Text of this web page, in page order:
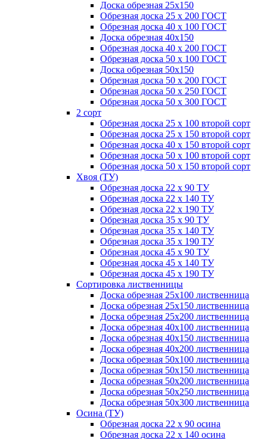
Доска обрезная 25х150
Обрезная доска 25 х 200 ГОСТ
Обрезная доска 40 х 100 ГОСТ
Доска обрезная 40х150
Обрезная доска 40 х 200 ГОСТ
Обрезная доска 50 х 100 ГОСТ
Доска обрезная 50х150
Обрезная доска 50 х 200 ГОСТ
Обрезная доска 50 х 250 ГОСТ
Обрезная доска 50 х 300 ГОСТ
2 сорт
Обрезная доска 25 х 100 второй сорт
Обрезная доска 25 х 150 второй сорт
Обрезная доска 40 х 150 второй сорт
Обрезная доска 50 х 100 второй сорт
Обрезная доска 50 х 150 второй сорт
Хвоя (ТУ)
Обрезная доска 22 х 90 ТУ
Обрезная доска 22 х 140 ТУ
Обрезная доска 22 х 190 ТУ
Обрезная доска 35 х 90 ТУ
Обрезная доска 35 х 140 ТУ
Обрезная доска 35 х 190 ТУ
Обрезная доска 45 х 90 ТУ
Обрезная доска 45 х 140 ТУ
Обрезная доска 45 х 190 ТУ
Сортировка лиственницы
Доска обрезная 25х100 лиственница
Доска обрезная 25х150 лиственница
Доска обрезная 25х200 лиственница
Доска обрезная 40х100 лиственница
Доска обрезная 40х150 лиственница
Доска обрезная 40х200 лиственница
Доска обрезная 50х100 лиственница
Доска обрезная 50х150 лиственница
Доска обрезная 50х200 лиственница
Доска обрезная 50х250 лиственница
Доска обрезная 50х300 лиственница
Осина (ТУ)
Обрезная доска 22 х 90 осина
Обрезная доска 22 х 140 осина